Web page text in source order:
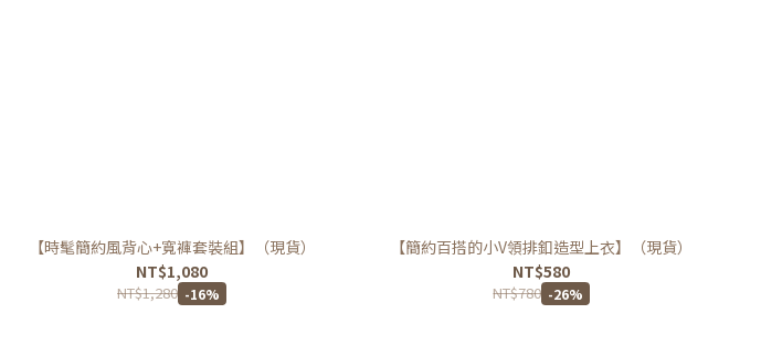
【時髦簡約風背心+寬褲套裝組】（現貨）
NT$1,080
NT$1,280 -16%
【簡約百搭的小V領排釦造型上衣】（現貨）
NT$580
NT$780 -26%